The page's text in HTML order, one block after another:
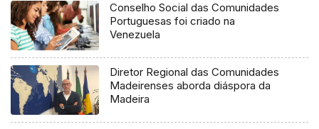
Conselho Social das Comunidades
Portuguesas foi criado na
Venezuela
Diretor Regional das Comunidades
Madeirenses aborda diáspora da
Madeira